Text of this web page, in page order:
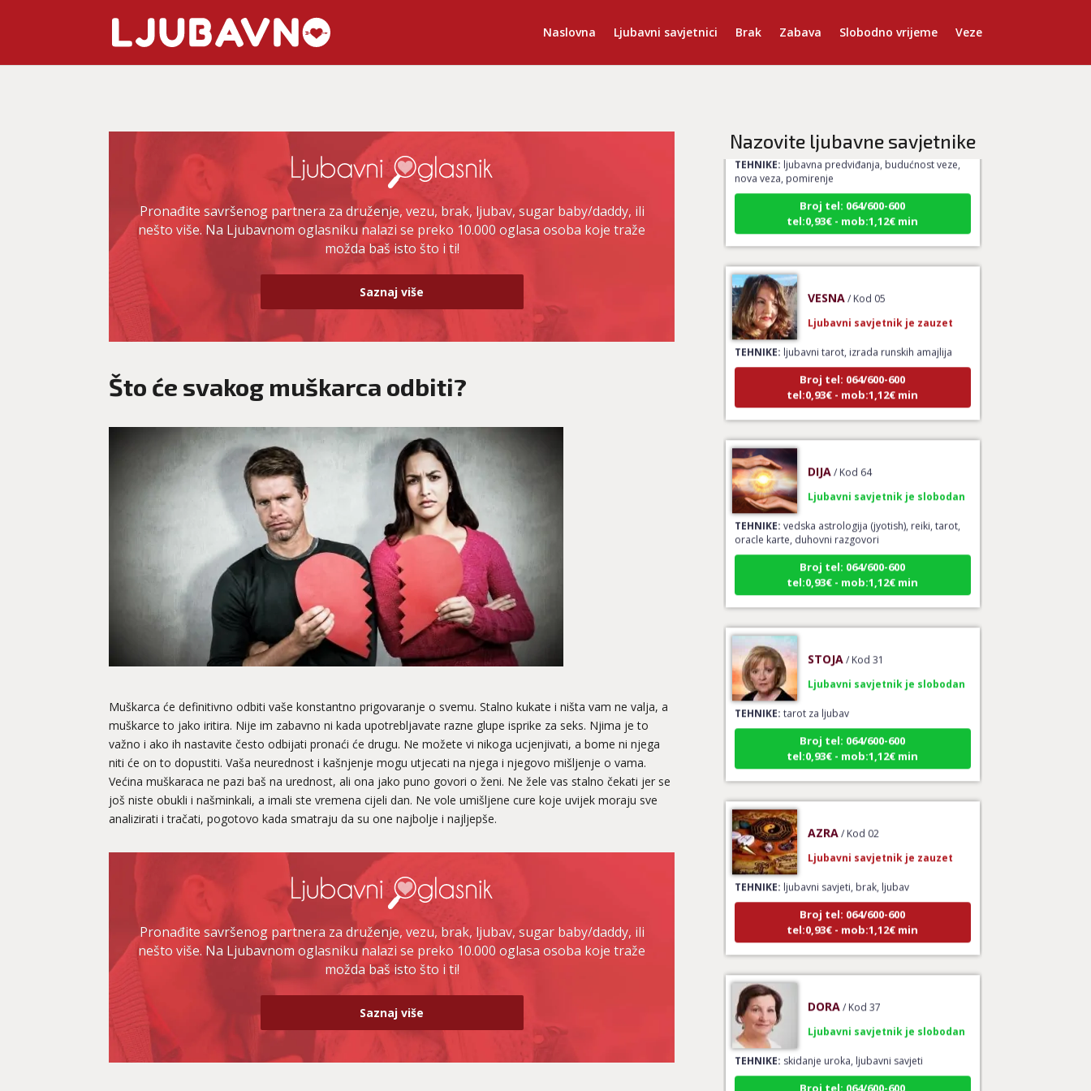
Naslovna Ljubavni savjetnici Brak Zabava Slobodno vrijeme Veze
Pronađite savršenog partnera za druženje, vezu, brak, ljubav, sugar baby/daddy, ili
nešto više. Na Ljubavnom oglasniku nalazi se preko 10.000 oglasa osoba koje traže
možda baš isto što i ti!
Saznaj više
Što će svakog muškarca odbiti?
Muškarca će definitivno odbiti vaše konstantno prigovaranje o svemu. Stalno kukate i ništa vam ne valja, a
muškarce to jako iritira. Nije im zabavno ni kada upotrebljavate razne glupe isprike za seks. Njima je to
važno i ako ih nastavite često odbijati pronaći će drugu. Ne možete vi nikoga ucjenjivati, a bome ni njega
niti će on to dopustiti. Vaša neurednost i kašnjenje mogu utjecati na njega i njegovo mišljenje o vama.
Većina muškaraca ne pazi baš na urednost, ali ona jako puno govori o ženi. Ne žele vas stalno čekati jer se
još niste obukli i našminkali, a imali ste vremena cijeli dan. Ne vole umišljene cure koje uvijek moraju sve
analizirati i tračati, pogotovo kada smatraju da su one najbolje i najljepše.
Pronađite savršenog partnera za druženje, vezu, brak, ljubav, sugar baby/daddy, ili
nešto više. Na Ljubavnom oglasniku nalazi se preko 10.000 oglasa osoba koje traže
možda baš isto što i ti!
Saznaj više
Nazovite ljubavne savjetnike
ljubavna predviđanja, budućnost veze,
nova veza, pomirenje
Broj tel: 064/600-600
tel:0,93€ - mob:1,12€ min
TEHNIKE:ljubavni tarot, izrada runskih amajlija
Broj tel: 064/600-600
tel:0,93€ - mob:1,12€ min
TEHNIKE:vedska astrologija (jyotish), reiki, tarot,
oracle karte, duhovni razgovori
Broj tel: 064/600-600
tel:0,93€ - mob:1,12€ min
TEHNIKE:tarot za ljubav
Broj tel: 064/600-600
tel:0,93€ - mob:1,12€ min
TEHNIKE:ljubavni savjeti, brak, ljubav
Broj tel: 064/600-600
tel:0,93€ - mob:1,12€ min
TEHNIKE:skidanje uroka, ljubavni savjeti
Broj tel: 064/600-600